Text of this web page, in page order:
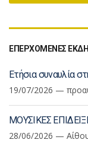
ΕΠΕΡΧΟΜΕΝΕΣ
Ετήσια συναυλία
19/07/2026 —
ΜΟΥΣΙΚΕΣ
28/06/2026 —